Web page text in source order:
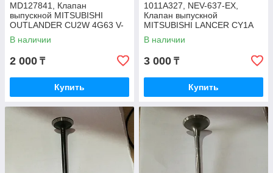
MD127841, Клапан
выпускной MITSUBISHI
OUTLANDER CU2W 4G63 V-
2.0, NIPPON MOTORS
В наличии
2 000 ₸
Купить
1011A327, NEV-637-EX,
Клапан выпускной
MITSUBISHI LANCER CY1A
4A92 V-1.6, CY2A 4A91 V-1.5,
NIPPON MOTORS
В наличии
3 000 ₸
Купить